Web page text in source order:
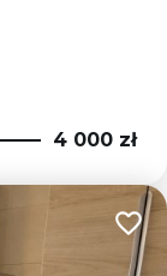
4 000 zł